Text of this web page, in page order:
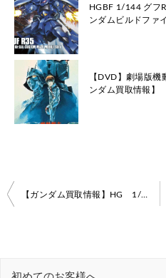
HGBF 1/144 グフ
ンダムビルドファ
【DVD】劇場版
ンダム買取情報】
投
【ガンダム買取情報】HG 1/144 ハイドラガンダム【新機動戦記ガンダムＷ DUAL STORY G-UNIT】